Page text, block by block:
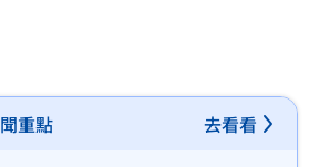
重點 去看看